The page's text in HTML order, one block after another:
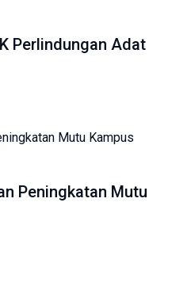
Perlindungan Adat
Peningkatan Mutu